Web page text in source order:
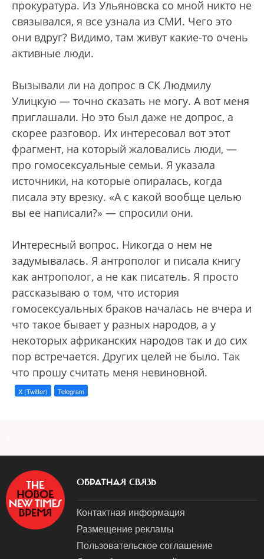
прокуратура. Из Ульяновска со мной никто не
связывался, я все узнала из СМИ. Чего это
они вдруг? Видимо, там живут какие-то очень
активные люди.
Вызывали ли на допрос в СК Людмилу
Улицкую — точно сказать не могу. А вот меня
приглашали. Но это был даже не допрос, а
скорее разговор. Их интересовал вот этот
фрагмент, на который жаловались люди, —
про гомосексуальные семьи. Я указала
источники, на которые опиралась, когда
писала эту врезку. «А с какой вообще целью
вы ее написали?» — спросили они.
Интересный вопрос. Никогда о нем не
задумывалась. Я антрополог и писала книгу
как антрополог, а не как писатель. Я просто
рассказываю о том, что история
гомосексуальных браков началась не вчера и
что такое бывает у разных народов, а у
некоторых африканских народов так и до сих
пор встречается. Других целей не было. Так
что прошу считать меня невиновной.
X (Twitter) Telegram
ОБРАТНАЯ СВЯЗЬ
Контактная информация
Размещение рекламы
Пользовательское соглашение